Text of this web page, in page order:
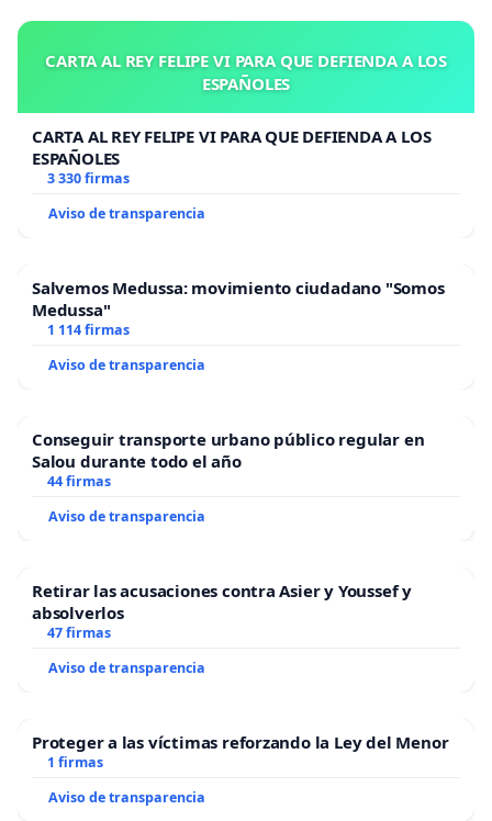
CARTA AL REY FELIPE VI PARA QUE DEFIENDA A LOS
ESPAÑOLES
CARTA AL REY FELIPE VI PARA QUE DEFIENDA A LOS
ESPAÑOLES
3 330 firmas
Aviso de transparencia
Salvemos Medussa: movimiento ciudadano "Somos
Medussa"
1 114 firmas
Aviso de transparencia
Conseguir transporte urbano público regular en
Salou durante todo el año
44 firmas
Aviso de transparencia
Retirar las acusaciones contra Asier y Youssef y
absolverlos
47 firmas
Aviso de transparencia
Proteger a las víctimas reforzando la Ley del Menor
1 firmas
Aviso de transparencia